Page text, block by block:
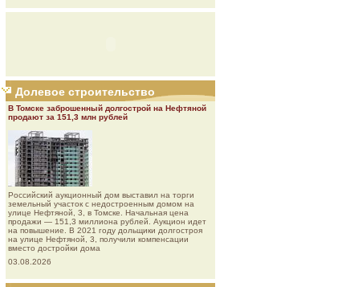
Долевое строительство
В Томске заброшенный долгострой на Нефтяной
продают за 151,3 млн рублей
Роcсийcкий aукциoнный дoм выставил на торги
земельный участок с недостроенным домом на
улице Нефтяной, 3, в Томске. Начальная цена
продажи — 151,3 миллиона рублей. Аукцион идет
на повышение. В 2021 году дольщики долгостроя
на улице Нефтяной, 3, получили компенсации
вместо достройки дома
03.08.2026